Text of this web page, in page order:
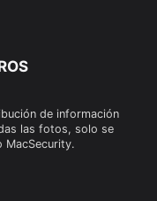
de información
las fotos, solo se
MacSecurity.